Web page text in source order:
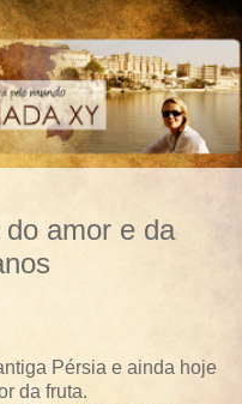
amor e da
Pérsia e ainda hoje
da fruta.